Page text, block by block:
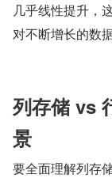
几乎线性提升，
对不断增长的数
列存储 vs
景
要全面理解列存